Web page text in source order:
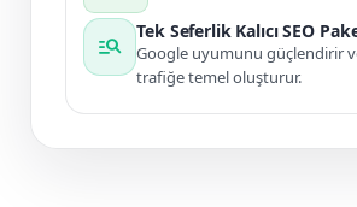
manage_search
Tek Seferlik Kalıcı SEO
Google uyumunu güçlendirir
trafiğe temel oluşturur.